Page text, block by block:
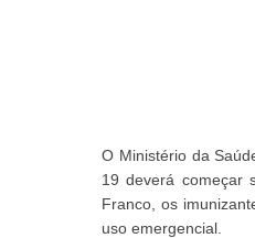
O Ministério da
19 deverá começar
Franco, os
uso emergencial.